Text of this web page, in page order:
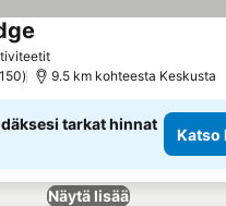
Katso hinnat
9.5 km kohteesta Keskusta
tarkat hinnat
Katso
Näytä lisää